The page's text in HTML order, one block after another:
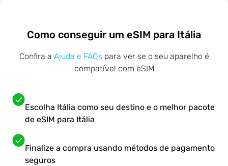
Como conseguir um eSIM para Itália
Confira a Ajuda e FAQs para ver se o seu aparelho é
compatível com eSIM
Escolha Itália como seu destino e o melhor pacote
de eSIM para Itália
Finalize a compra usando métodos de pagamento
seguros